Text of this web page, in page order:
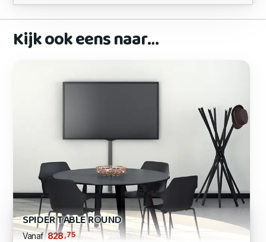
Kijk ook eens naar…
SPIDER TABLE ROUND
Vanaf 828,75